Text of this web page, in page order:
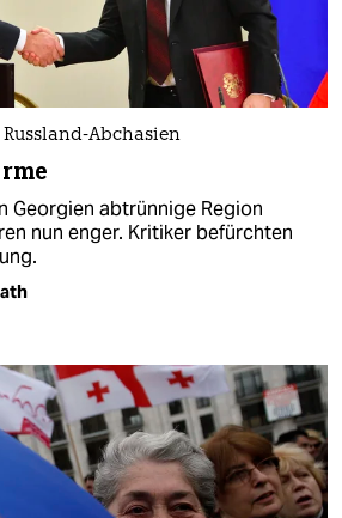
Abchasien
Georgien abtrünnige Region
nun enger. Kritiker befürchten